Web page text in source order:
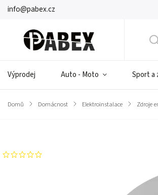
info@pabex.cz
Výprodej Auto - Moto Sport a
Domů / Domácnost / Elektroinstalace / Zdroje